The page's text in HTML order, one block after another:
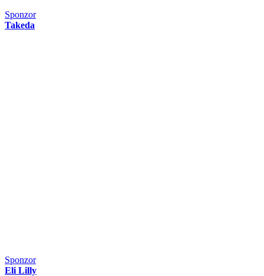
Sponzor
Takeda
Sponzor
Eli Lilly